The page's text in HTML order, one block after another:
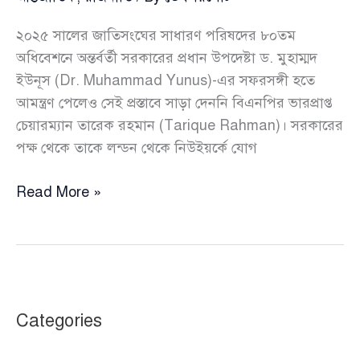
২০২৫ সালের জাতিসংঘের সাধারণ পরিষদের ৮০তম
অধিবেশনে অন্তর্বর্তী সরকারের প্রধান উপদেষ্টা ড. মুহাম্মদ
ইউনূস (Dr. Muhammad Yunus)-এর সফরসঙ্গী হতে
আমন্ত্রণ পেলেও সেই প্রস্তাবে সাড়া দেননি বিএনপির ভারপ্রাপ্ত
চেয়ারম্যান তারেক রহমান (Tarique Rahman)। সরকারের
পক্ষ থেকে তাকে লন্ডন থেকে নিউইয়র্কে যোগ
জাতিসংঘে
রহমান
Read More »
Categories